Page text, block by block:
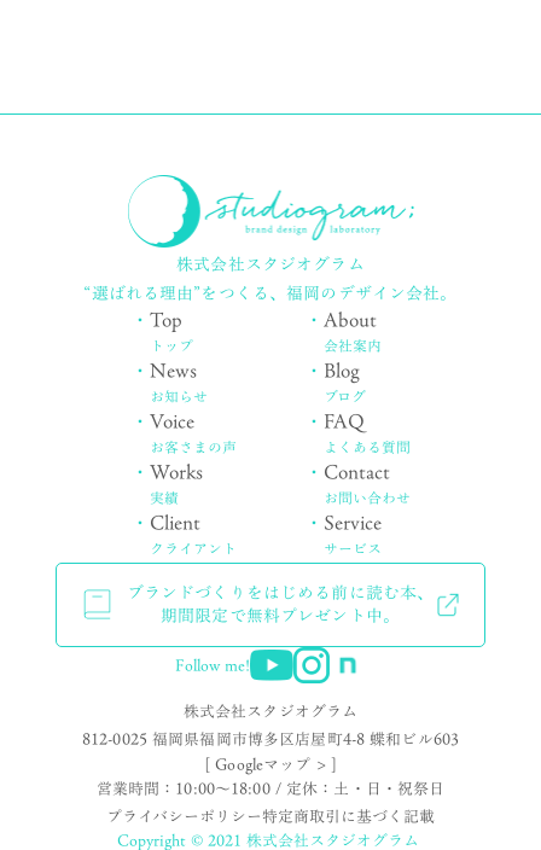
株式会社スタジオグラム
“選ばれる理由”をつくる、福岡のデザイン会社。
・Top
トップ
・News
お知らせ
・Voice
お客さまの声
・Works
実績
・ Client
クライアント
・About
会社案内
・ Blog
ブログ
・ FAQ
よくある質問
・ Contact
お問い合わせ
・ Service
サービス
ブランドづくりをはじめる前に読む本、
期間限定で無料プレゼント中。
Follow me!
株式会社スタジオグラム
812-0025 福岡県福岡市博多区店屋町4-8 蝶和ビル603
[ Googleマップ > ]
営業時間：10:00〜18:00 / 定休：土・日・祝祭日
プライバシーポリシー特定商取引に基づく記載
Copyright © 2021 株式会社スタジオグラム